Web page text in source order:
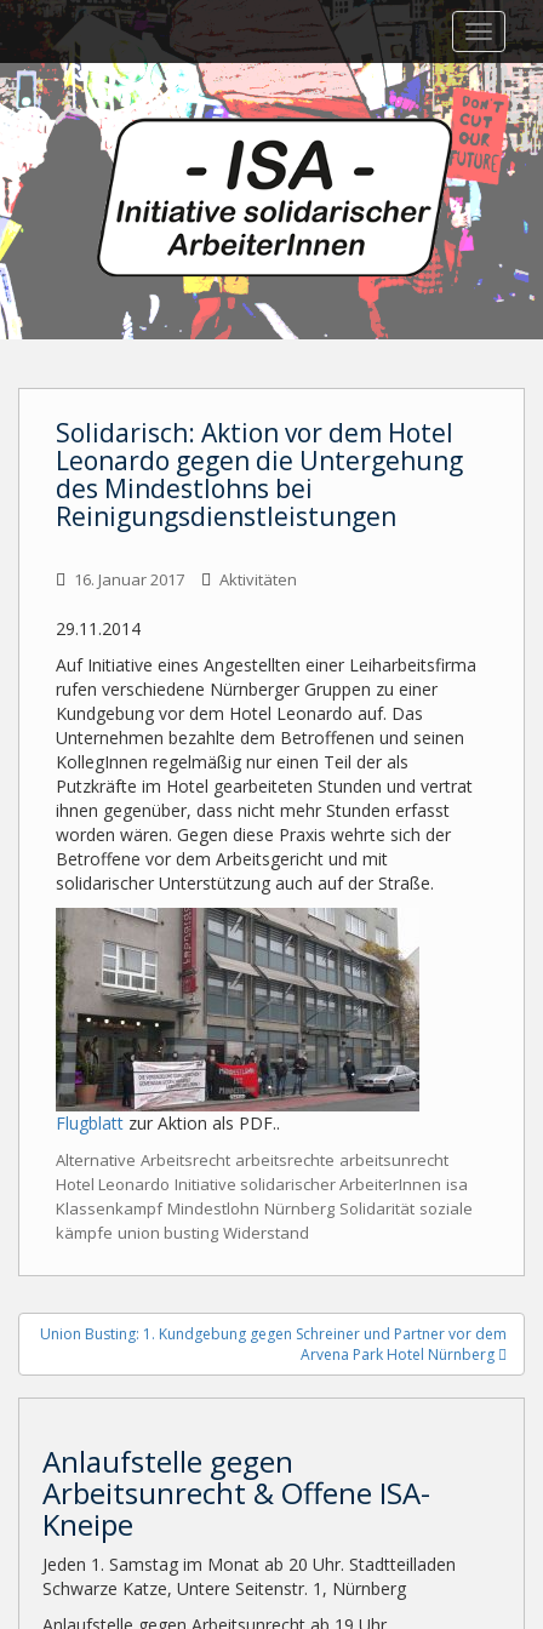
main
content
Solidarisch: Aktion vor dem Hotel
Leonardo gegen die Untergehung
des Mindestlohns bei
Reinigungsdienstleistungen
16. Januar 2017 Aktivitäten
29.11.2014
Auf Initiative eines Angestellten einer Leiharbeitsfirma
rufen verschiedene Nürnberger Gruppen zu einer
Kundgebung vor dem Hotel Leonardo auf. Das
Unternehmen bezahlte dem Betroffenen und seinen
KollegInnen regelmäßig nur einen Teil der als
Putzkräfte im Hotel gearbeiteten Stunden und vertrat
ihnen gegenüber, dass nicht mehr Stunden erfasst
worden wären. Gegen diese Praxis wehrte sich der
Betroffene vor dem Arbeitsgericht und mit
solidarischer Unterstützung auch auf der Straße.
Flugblatt zur Aktion als PDF..
Alternative Arbeitsrecht arbeitsrechte arbeitsunrecht
Hotel Leonardo Initiative solidarischer ArbeiterInnen isa
Klassenkampf Mindestlohn Nürnberg Solidarität soziale
kämpfe union busting Widerstand
Beitragsnavigation
Union Busting: 1. Kundgebung gegen Schreiner und Partner vor dem
Arvena Park Hotel Nürnberg
Anlaufstelle gegen
Arbeitsunrecht & Offene ISA-
Kneipe
Jeden 1. Samstag im Monat ab 20 Uhr. Stadtteilladen
Schwarze Katze, Untere Seitenstr. 1, Nürnberg